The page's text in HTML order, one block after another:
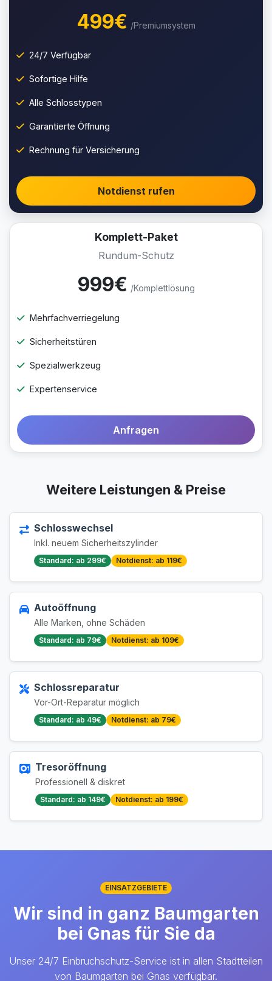
499€ /Premiumsystem
24/7 Verfügbar
Sofortige Hilfe
Alle Schlosstypen
Garantierte Öffnung
Rechnung für Versicherung
Notdienst rufen
Komplett-Paket
Rundum-Schutz
999€ /Komplettlösung
Mehrfachverriegelung
Sicherheitstüren
Spezialwerkzeug
Expertenservice
Anfragen
Weitere Leistungen & Preise
Schlosswechsel
Inkl. neuem Sicherheitszylinder
Standard: ab 299€ Notdienst: ab 119€
Autoöffnung
Alle Marken, ohne Schäden
Standard: ab 79€ Notdienst: ab 109€
Schlossreparatur
Vor-Ort-Reparatur möglich
Standard: ab 49€ Notdienst: ab 79€
Tresoröffnung
Professionell & diskret
Standard: ab 149€ Notdienst: ab 199€
EINSATZGEBIETE
Wir sind in ganz Baumgarten
bei Gnas für Sie da
Unser 24/7 Einbruchschutz-Service ist in allen Stadtteilen
von Baumgarten bei Gnas verfügbar.